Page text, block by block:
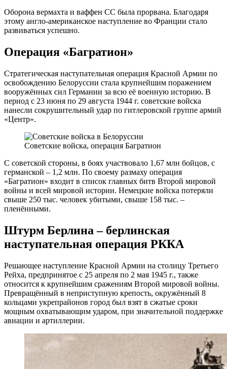
Оборона вермахта и ваффен СС была прорвана. Благодаря
этому англо-американское наступление во Франции стало
развиваться успешно.
Операция «Багратион»
Стратегическая наступательная операция Красной Армии по
освобождению Белоруссии стала крупнейшим поражением
вооружённых сил Германии за всю её военную историю. В
период с 23 июня по 29 августа 1944 г. советские войска
нанесли сокрушительный удар по гитлеровской группе армий
«Центр».
Советские войска, операция Багратион
С советской стороны, в боях участвовало 1,67 млн бойцов, с
германской – 1,2 млн. По своему размаху операция
«Багратион» входит в список главных битв Второй мировой
войны и всей мировой истории. Немецкие войска потеряли
свыше 250 тыс. человек убитыми, свыше 158 тыс. –
пленёнными.
Штурм Берлина – берлинская
наступательная операция РККА
Решающее наступление Красной Армии на столицу Третьего
Рейха, предпринятое с 25 апреля по 2 мая 1945 г., также
относится к крупнейшим сражениям Второй мировой войны.
Превращённый в неприступную крепость, окружённый 8
кольцами укрепрайонов город был взят в сжатые сроки
мощным охватывающим ударом, при значительной поддержке
авиации и артиллерии.